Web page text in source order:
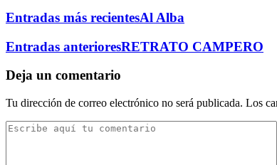
Entradas más recientesAl Alba
Entradas anterioresRETRATO CAMPERO
Deja un comentario
Tu dirección de correo electrónico no será publicada. Los